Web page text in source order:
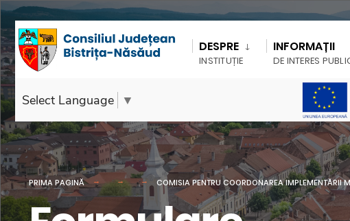
DESPRE
INSTITUȚIE
INFORMAȚII
DE INTERES
Select Language ▼
PRIMA PAGINĂ COMISIA PENTRU COORDONAREA IMPLEMENTĂRII